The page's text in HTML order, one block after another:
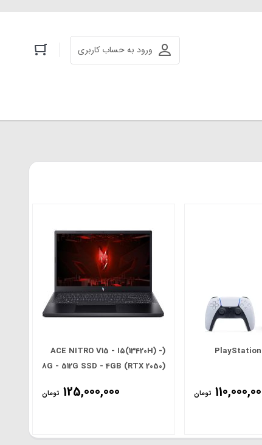
ورود به حساب کاربری
تومان
(ACE NITRO V15 - I5(13420H) -
8G - 512G SSD - 4GB (RTX 2050)
125,000,000 تومان